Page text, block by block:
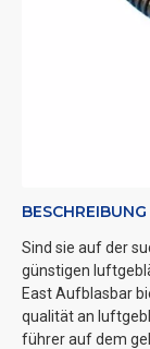
BESCHREIBUNG
Sind sie auf der
günstigen
East Aufblasbar
qualität an
führer auf dem